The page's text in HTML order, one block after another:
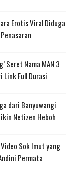
Erotis Viral Diduga
Seret Nama MAN 3
Link Full Durasi
dari Banyuwangi
Netizen Heboh
Sok Imut yang
Permata